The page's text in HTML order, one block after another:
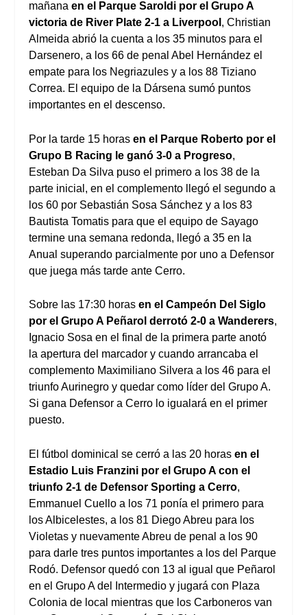
mañanaen el Parque Saroldi por el Grupo A
victoria de River Plate 2-1 a Liverpool , Christian
Almeida abrió la cuenta a los 35 minutos para el
Darsenero, a los 66 de penal Abel Hernández el
empate para los Negriazules y a los 88 Tiziano
Correa. El equipo de la Dársena sumó puntos
importantes en el descenso.
Por la tarde 15 horasen el Parque Roberto por el
Grupo B Racing le ganó 3-0 a Progreso,
Esteban Da Silva puso el primero a los 38 de la
parte inicial, en el complemento llegó el segundo a
los 60 por Sebastián Sosa Sánchez y a los 83
Bautista Tomatis para que el equipo de Sayago
termine una semana redonda, llegó a 35 en la
Anual superando parcialmente por uno a Defensor
que juega más tarde ante Cerro.
Sobre las 17:30 horas en el Campeón Del Siglo
por el Grupo A Peñarol derrotó 2-0 a Wanderers,
Ignacio Sosa en el final de la primera parte anotó
la apertura del marcador y cuando arrancaba el
complemento Maximiliano Silvera a los 46 para el
triunfo Aurinegro y quedar como líder del Grupo A.
Si gana Defensor a Cerro lo igualará en el primer
puesto.
El fútbol dominical se cerró a las 20 horasen el
Estadio Luis Franzini por el Grupo A con el
triunfo 2-1 de Defensor Sporting a Cerro,
Emmanuel Cuello a los 71 ponía el primero para
los Albicelestes, a los 81 Diego Abreu para los
Violetas y nuevamente Abreu de penal a los 90
para darle tres puntos importantes a los del Parque
Rodó. Defensor quedó con 13 al igual que Peñarol
en el Grupo A del Intermedio y jugará con Plaza
Colonia de local mientras que los Carboneros van